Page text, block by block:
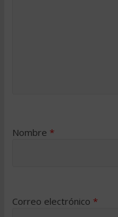
Nombre *
Correo electrónico *